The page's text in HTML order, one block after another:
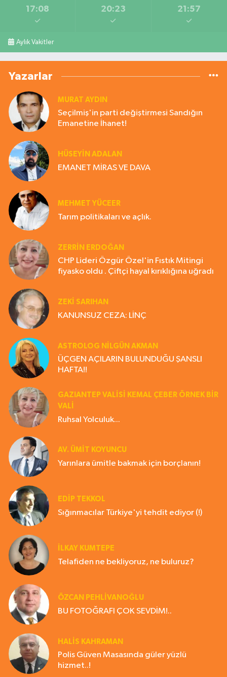
17:08 20:23 21:57
Aylık Vakitler
Yazarlar
MURAT AYDIN
Seçilmiş'in parti değiştirmesi Sandığın
Emanetine İhanet!
HÜSEYIN ADALAN
EMANET MİRAS VE DAVA
MEHMET YÜCEER
Tarım politikaları ve açlık.
ZERRIN ERDOĞAN
CHP Lideri Özgür Özel'in Fıstık Mitingi
fiyasko oldu . Çiftçi hayal kırıklığına uğradı
ZEKI SARIHAN
KANUNSUZ CEZA: LİNÇ
ASTROLOG NILGÜN AKMAN
ÜÇGEN AÇILARIN BULUNDUĞU ŞANSLI
HAFTA!!
GAZIANTEP VALISI KEMAL ÇEBER ÖRNEK BİR
VALİ
Ruhsal Yolculuk...
AV. ÜMIT KOYUNCU
Yarınlara ümitle bakmak için borçlanın!
EDIP TEKKOL
Sığınmacılar Türkiye'yi tehdit ediyor (!)
İLKAY KUMTEPE
Telafiden ne bekliyoruz, ne buluruz?
ÖZCAN PEHLİVANOĞLU
BU FOTOĞRAFI ÇOK SEVDİM!..
HALIS KAHRAMAN
Polis Güven Masasında güler yüzlü
hizmet..!